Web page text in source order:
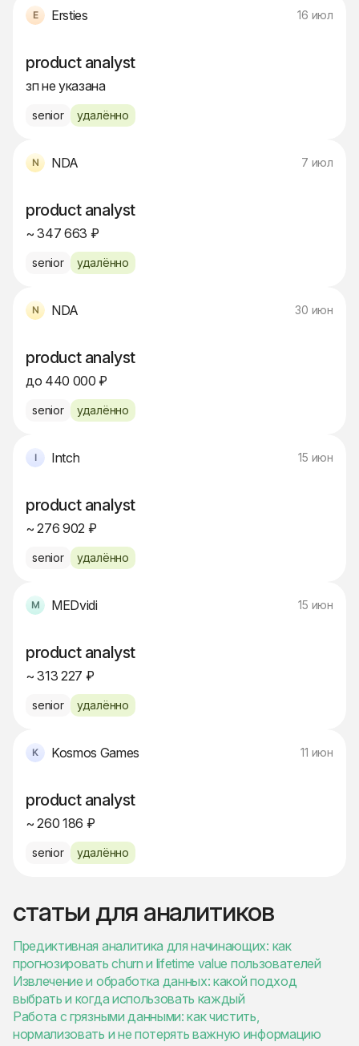
Ersties 16 июл
product analyst
зп не указана
senior удалённо
NDA 7 июл
product analyst
~ 347 663 ₽
senior удалённо
NDA 30 июн
product analyst
до 440 000 ₽
senior удалённо
Intch 15 июн
product analyst
~ 276 902 ₽
senior удалённо
MEDvidi 15 июн
product analyst
~ 313 227 ₽
senior удалённо
Kosmos Games 11 июн
product analyst
~ 260 186 ₽
senior удалённо
статьи для аналитиков
Предиктивная аналитика для начинающих: как
прогнозировать churn и lifetime value пользователей
Извлечение и обработка данных: какой подход
выбрать и когда использовать каждый
Работа с грязными данными: как чистить,
нормализовать и не потерять важную информацию